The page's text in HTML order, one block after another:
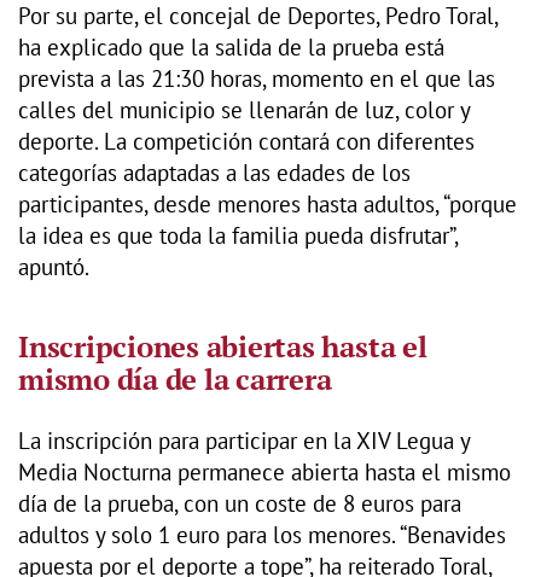
Por su parte, el concejal de Deportes, Pedro Toral,
ha explicado que la salida de la prueba está
prevista a las 21:30 horas, momento en el que las
calles del municipio se llenarán de luz, color y
deporte. La competición contará con diferentes
categorías adaptadas a las edades de los
participantes, desde menores hasta adultos, “porque
la idea es que toda la familia pueda disfrutar”,
apuntó.
Inscripciones abiertas hasta el
mismo día de la carrera
La inscripción para participar en la XIV Legua y
Media Nocturna permanece abierta hasta el mismo
día de la prueba, con un coste de 8 euros para
adultos y solo 1 euro para los menores. “Benavides
apuesta por el deporte a tope”, ha reiterado Toral,